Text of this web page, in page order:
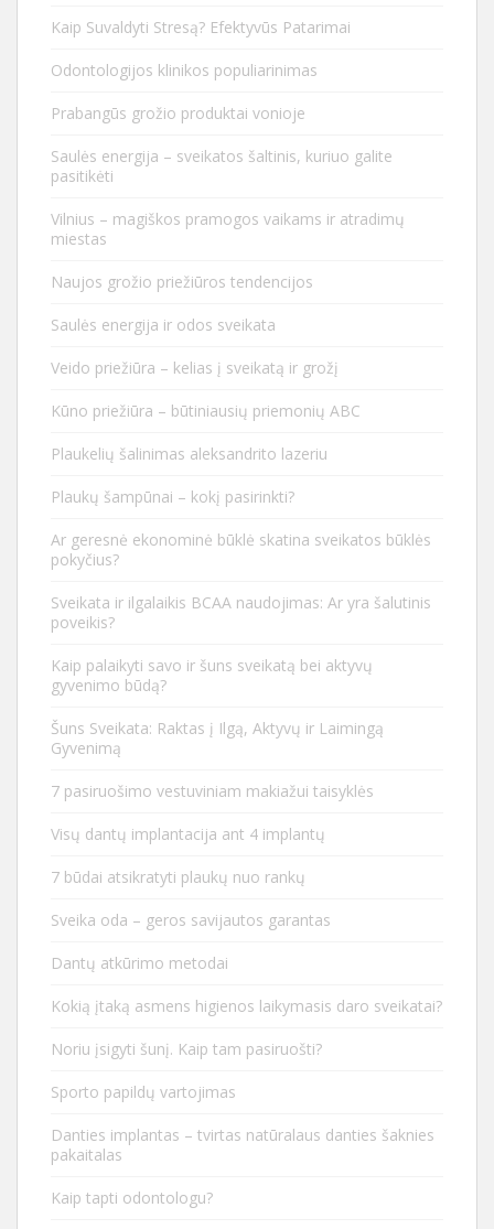
Kaip Suvaldyti Stresą? Efektyvūs Patarimai
Odontologijos klinikos populiarinimas
Prabangūs grožio produktai vonioje
Saulės energija – sveikatos šaltinis, kuriuo galite
pasitikėti
Vilnius – magiškos pramogos vaikams ir atradimų
miestas
Naujos grožio priežiūros tendencijos
Saulės energija ir odos sveikata
Veido priežiūra – kelias į sveikatą ir grožį
Kūno priežiūra – būtiniausių priemonių ABC
Plaukelių šalinimas aleksandrito lazeriu
Plaukų šampūnai – kokį pasirinkti?
Ar geresnė ekonominė būklė skatina sveikatos būklės
pokyčius?
Sveikata ir ilgalaikis BCAA naudojimas: Ar yra šalutinis
poveikis?
Kaip palaikyti savo ir šuns sveikatą bei aktyvų
gyvenimo būdą?
Šuns Sveikata: Raktas į Ilgą, Aktyvų ir Laimingą
Gyvenimą
7 pasiruošimo vestuviniam makiažui taisyklės
Visų dantų implantacija ant 4 implantų
7 būdai atsikratyti plaukų nuo rankų
Sveika oda – geros savijautos garantas
Dantų atkūrimo metodai
Kokią įtaką asmens higienos laikymasis daro sveikatai?
Noriu įsigyti šunį. Kaip tam pasiruošti?
Sporto papildų vartojimas
Danties implantas – tvirtas natūralaus danties šaknies
pakaitalas
Kaip tapti odontologu?